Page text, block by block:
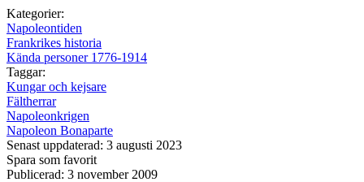
Kategorier:
Napoleontiden
Frankrikes historia
Kända personer 1776-1914
Taggar:
Kungar och kejsare
Fältherrar
Napoleonkrigen
Napoleon Bonaparte
Senast uppdaterad: 3 augusti 2023
Spara som favorit
Publicerad: 3 november 2009